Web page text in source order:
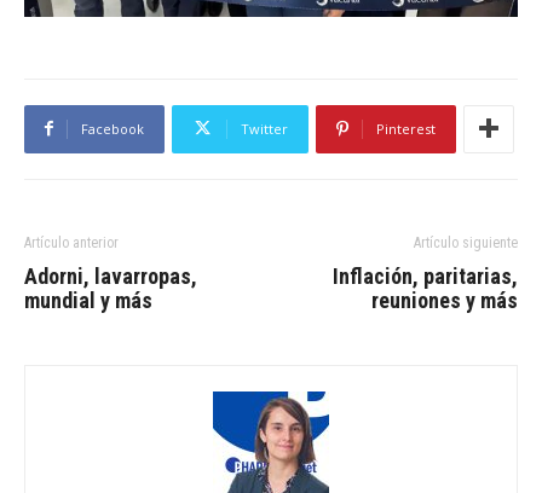
Facebook Twitter Pinterest
Artículo anterior
Adorni, lavarropas,
mundial y más
Artículo siguiente
Inflación, paritarias,
reuniones y más